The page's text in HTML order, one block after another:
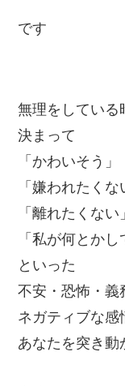
です
無理をしている
決まって
「かわいそう」
「嫌われたく
「離れたくない
「私が何とか
といった
不安・恐怖・義
ネガティブな感
あなたを突き動